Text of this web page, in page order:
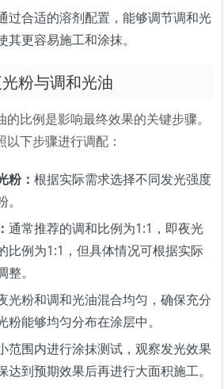
过合适的溶剂配置，能够调节调和光
其更容易施工和涂抹。
粉与调和光油
比例是影响最终效果的关键步骤。
下步骤进行调配：
粉：根据实际需求选择不同发光强度
通常推荐的调和比例为1:1，即夜光
比例为1:1，但具体情况可根据实际
。
光粉和调和光油混合均匀，确保充分
粉能够均匀分布在涂层中。
范围内进行涂抹测试，观察发光效果
达到预期效果后再进行大面积施工。